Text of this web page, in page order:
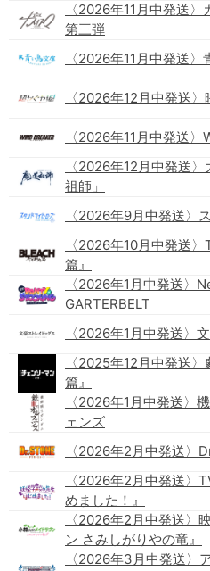
〈2026年11月中発送〉
第三弾
〈2026年11月中発送〉
〈2026年12月中発送〉
〈2026年11月中発送〉
〈2026年12月中発送
祖師」
〈2026年9月中発送〉
〈2026年10月中発送〉
篇』
〈2026年1月中発送〉
GARTERBELT
〈2026年1月中発送〉
〈2025年12月中発送
篇』
〈2026年1月中発送〉
ェンズ
〈2026年2月中発送〉
〈2026年2月中発送〉
めました！』
〈2026年2月中発送〉
ン さみしがりやの竜』
〈2026年3月中発送〉